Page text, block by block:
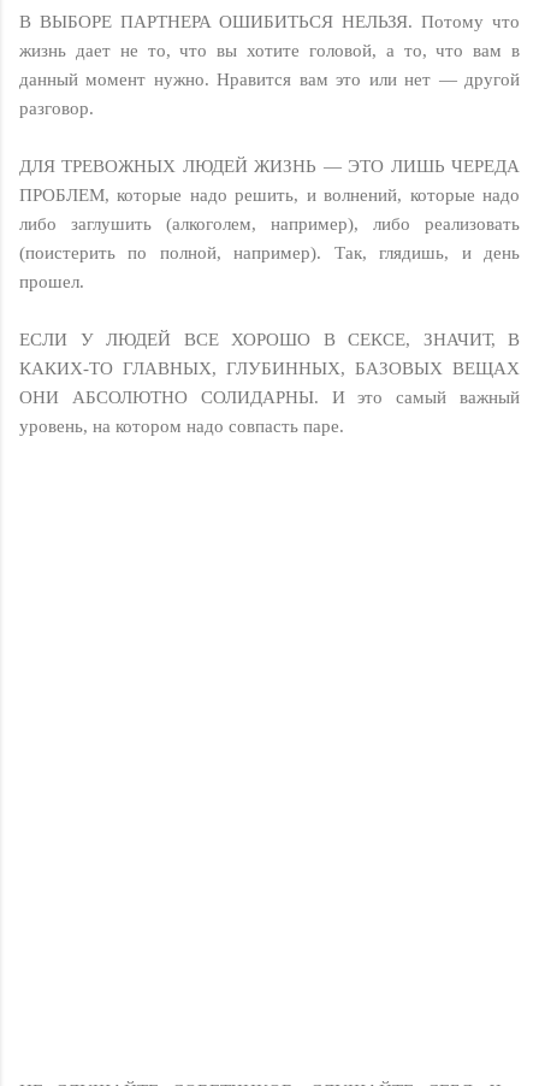
В ВЫБОРЕ ПАРТНЕРА ОШИБИТЬСЯ НЕЛЬЗЯ. Потому что
жизнь дает не то, что вы хотите головой, а то, что вам в
данный момент нужно. Нравится вам это или нет — другой
разговор.
ДЛЯ ТРЕВОЖНЫХ ЛЮДЕЙ ЖИЗНЬ — ЭТО ЛИШЬ ЧЕРЕДА
ПРОБЛЕМ, которые надо решить, и волнений, которые надо
либо заглушить (алкоголем, например), либо реализовать
(поистерить по полной, например). Так, глядишь, и день
прошел.
ЕСЛИ У ЛЮДЕЙ ВСЕ ХОРОШО В СЕКСЕ, ЗНАЧИТ, В
КАКИХ-ТО ГЛАВНЫХ, ГЛУБИННЫХ, БАЗОВЫХ ВЕЩАХ
ОНИ АБСОЛЮТНО СОЛИДАРНЫ. И это самый важный
уровень, на котором надо совпасть паре.